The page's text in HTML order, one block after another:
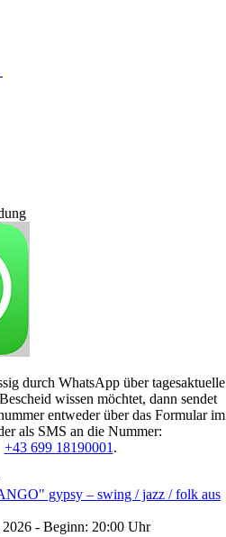
durch WhatsApp über tagesaktuelle
wissen möchtet, dann sendet
entweder über das Formular im
als SMS an die Nummer:
+43 699 18190001 .
gypsy – swing / jazz / folk aus
- Beginn: 20:00 Uhr